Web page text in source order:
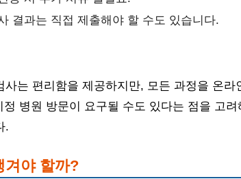
결과는 직접 제출해야 할 수도 있습니다.
는 편리함을 제공하지만, 모든 과정을 온라
병원 방문이 요구될 수도 있다는 점을 고려
.
겨야 할까?